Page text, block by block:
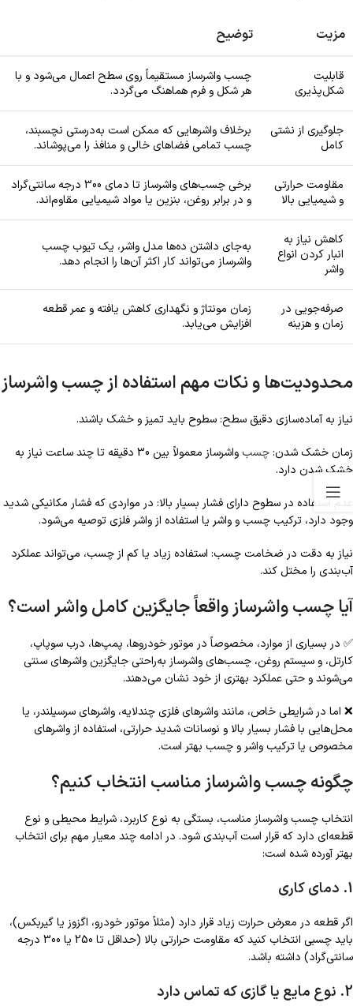
مزیت توضیح
قابلیت
شکل‌پذیری
چسب واشرساز مستقیماً روی سطح اعمال می‌شود و با
هر شکل و فرم هماهنگ می‌گردد.
جلوگیری از نشتی
کامل
برخلاف واشرهایی که ممکن است به‌درستی نچسبند،
چسب تمامی فضاهای خالی و منافذ را می‌پوشاند.
مقاومت حرارتی
و شیمیایی بالا
برخی چسب‌های واشرساز تا دمای 300 درجه سانتی‌گراد
و در برابر روغن، بنزین یا مواد شیمیایی مقاوم‌اند.
کاهش نیاز به
انبار کردن انواع
واشر
به‌جای داشتن ده‌ها مدل واشر، یک تیوب چسب
واشرساز می‌تواند کار اکثر آن‌ها را انجام دهد.
صرفه‌جویی در
زمان و هزینه
زمان مونتاژ و نگهداری کاهش یافته و عمر قطعه
افزایش می‌یابد.
محدودیت‌ها و نکات مهم استفاده از چسب واشرساز
نیاز به آماده‌سازی دقیق سطح: سطوح باید تمیز و خشک باشند.
زمان خشک شدن:چسب
واشرساز معمولاً بین 30 دقیقه تا چند ساعت نیاز به
خشک شدن دارد.
عدم استفاده در سطوح دارای فشار بسیار بالا: در مواردی که فشار مکانیکی شدید
وجود دارد، ترکیب چسب و واشر یا استفاده از واشر فلزی توصیه می‌شود.
نیاز به دقت در ضخامت چسب: استفاده زیاد یا کم از چسب، می‌تواند عملکرد
آب‌بندی را مختل کند.
آیا چسب واشرساز واقعاً جایگزین کامل واشر است؟
✅ در بسیاری از موارد، مخصوصاً در موتور خودروها، پمپ‌ها، درب سوپاپ،
کارتل، و سیستم روغن، چسب‌های واشرساز به‌راحتی جایگزین واشرهای سنتی
می‌شوند و حتی عملکرد بهتری از خود نشان می‌دهند.
❌ اما در شرایطی خاص، مانند واشرهای فلزی چندلایه، واشرهای سرسیلندر، یا
محل‌هایی با فشار بسیار بالا و نوسانات شدید حرارتی، استفاده از واشرهای
مخصوص یا ترکیب واشر و چسب بهتر است.
چگونه چسب واشرساز مناسب انتخاب کنیم؟
انتخاب چسب واشرساز مناسب، بستگی به نوع کاربرد، شرایط محیطی و نوع
قطعه‌ای دارد که قرار است آب‌بندی شود. در ادامه چند معیار مهم برای انتخاب
بهتر آورده شده است:
1. دمای کاری
اگر قطعه در معرض حرارت زیاد قرار دارد (مثلاً موتور خودرو، اگزوز یا گیربکس)،
باید چسبی انتخاب کنید که مقاومت حرارتی بالا (حداقل تا 250 یا 300 درجه
سانتی‌گراد) داشته باشد.
2. نوع مایع یا گازی که تماس دارد